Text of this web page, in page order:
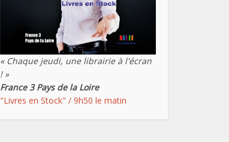
« Chaque jeudi, une librairie à l'écran
! »
France 3 Pays de la Loire
"Livres en Stock" / 9h50 le matin